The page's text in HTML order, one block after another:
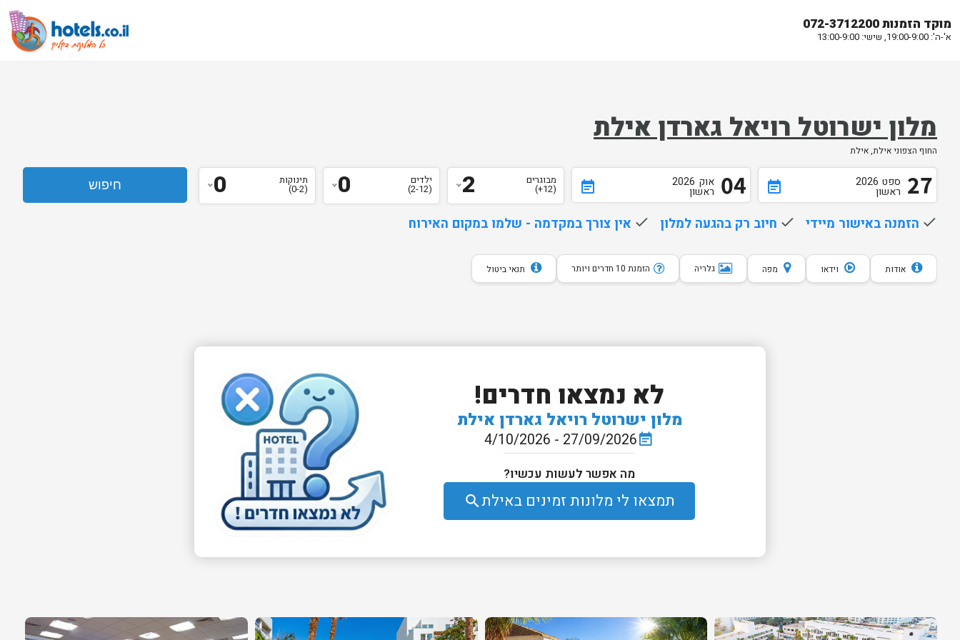
מוקד הזמנות 072-3712200
א'-ה': 19:00-9:00, שישי: 13:00-9:00
מלון ישרוטל רויאל גארדן אילת
החוף הצפוני אילת, אילת
event_note 27 ספט 2026
ראשון event_note 04 אוק 2026
ראשון
מבוגרים
(12+)
2 ילדים
(2-12)
0 תינוקות
(0-2)
0
done הזמנה באישור מיידי done חיוב רק בהגעה למלון done אין צורך במקדמה - שלמו במקום האירוח
אודות וידאו מפה גלריה הזמנת 10 חדרים ויותר תנאי ביטול
לא נמצאו חדרים!
מלון ישרוטל רויאל גארדן אילת
event_note
27/09/2026 - 4/10/2026
מה אפשר לעשות עכשיו?
תמצאו לי מלונות זמינים באילתsearch